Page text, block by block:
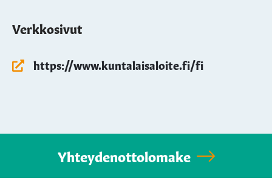
Verkkosivut
https://www.kuntalaisaloite.fi/fi
Yhteydenottolomake